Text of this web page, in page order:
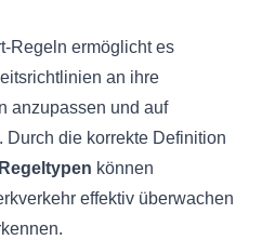
Regeln ermöglicht es
an ihre
anzupassen und auf
Durch die korrekte Definition
können
effektiv überwachen